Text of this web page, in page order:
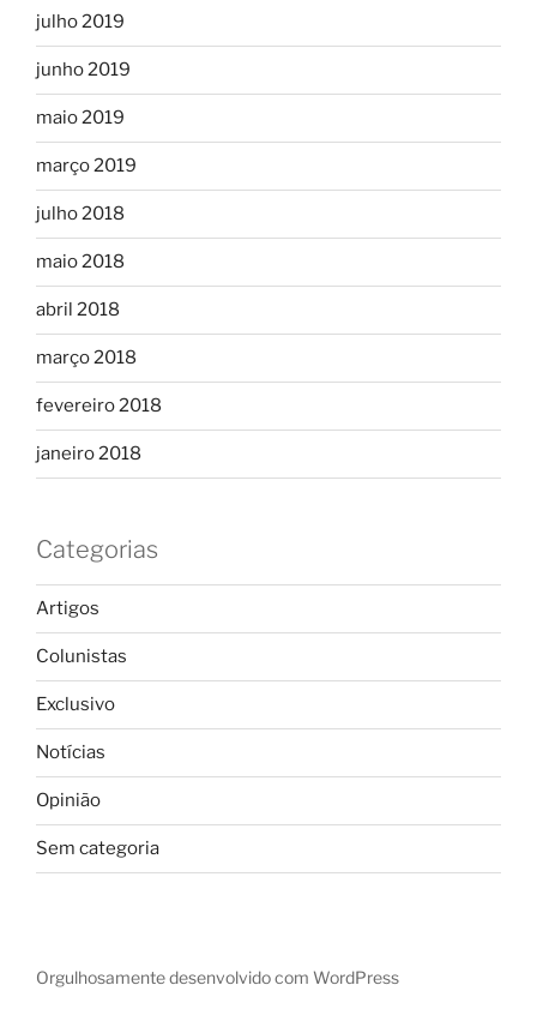
julho 2019
junho 2019
maio 2019
março 2019
julho 2018
maio 2018
abril 2018
março 2018
fevereiro 2018
janeiro 2018
Categorias
Artigos
Colunistas
Exclusivo
Notícias
Opinião
Sem categoria
Orgulhosamente desenvolvido com WordPress